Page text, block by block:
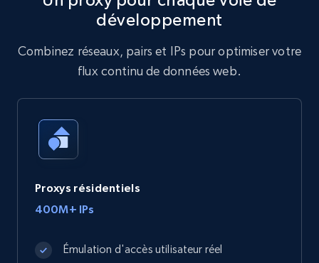
développement
Combinez réseaux, pairs et IPs pour optimiser votre
flux continu de données web.
Proxys résidentiels
400M+ IPs
Émulation d'accès utilisateur réel